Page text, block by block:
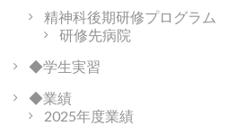
精神科後期研修プログラム
研修先病院
◆学生実習
◆業績
2025年度業績